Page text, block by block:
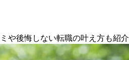
や後悔しない転職の叶え方も紹介